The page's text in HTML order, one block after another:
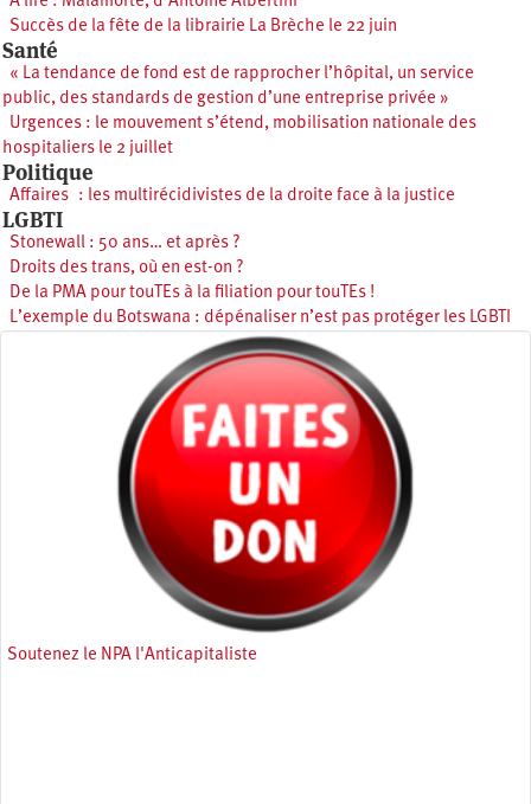
Succès de la fête de la librairie La Brèche le 22 juin
Santé
« La tendance de fond est de rapprocher l’hôpital, un service
public, des standards de gestion d’une entreprise privée »
Urgences : le mouvement s’étend, mobilisation nationale des
hospitaliers le 2 juillet
Politique
Affaires : les multirécidivistes de la droite face à la justice
LGBTI
Stonewall : 50 ans… et après ?
Droits des trans, où en est-on ?
De la PMA pour touTEs à la filiation pour touTEs !
L’exemple du Botswana : dépénaliser n’est pas protéger les LGBTI
Soutenez le NPA l'Anticapitaliste